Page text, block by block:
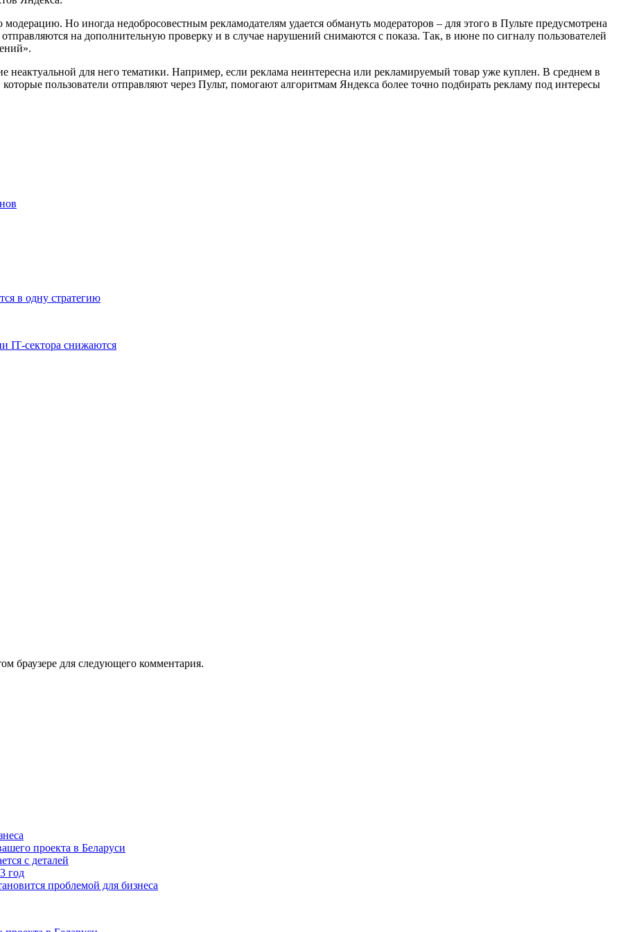
Но иногда недобросовестным рекламодателям удается обмануть модераторов – для этого в Пульте предусмотрена
на дополнительную проверку и в случае нарушений снимаются с показа. Так, в июне по сигналу пользователей
неактуальной для него тематики. Например, если реклама неинтересна или рекламируемый товар уже куплен. В среднем в
пользователи отправляют через Пульт, помогают алгоритмам Яндекса более точно подбирать рекламу под интересы
в одну стратегию
IT‑сектора снижаются
браузере для следующего комментария.
проекта в Беларуси
с деталей
год
проблемой для бизнеса